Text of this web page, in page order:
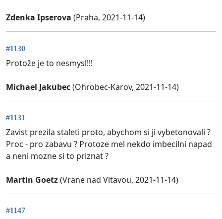
Zdenka Ipserova (Praha, 2021-11-14)
#1130
Protože je to nesmysl!!!
Michael Jakubec(Ohrobec-Karov, 2021-11-14)
#1131
Zavist prezila staleti proto, abychom si ji vybetonovali ?
Proc - pro zabavu ? Protoze mel nekdo imbecilni napad
a neni mozne si to priznat ?
Martin Goetz(Vrane nad Vltavou, 2021-11-14)
#1147